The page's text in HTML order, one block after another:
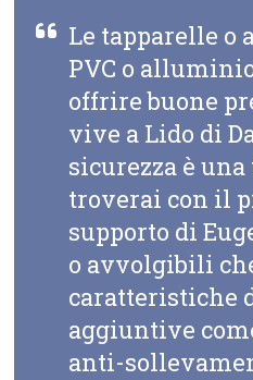
Le tapparelle
PVC o
offrire buone
vive a Lido di
sicurezza è
troverai con il
supporto di
o avvolgibili
caratteristiche
aggiuntive
anti-